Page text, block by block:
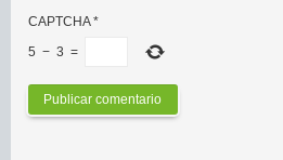
CAPTCHA*
5 − 3 =